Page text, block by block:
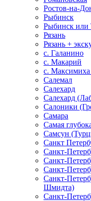
Ростов-на-
Рыбинск
Рыбинск или
Рязань
Рязань +
с. Галанино
с. Макарий
с. Максимиха
Салемал
Салехард
Салехард
Салоники
Самара
Самая
Самсун
Санкт
Санкт-
Санкт-
Санкт-
Санкт-
Шмидта)
Санкт-